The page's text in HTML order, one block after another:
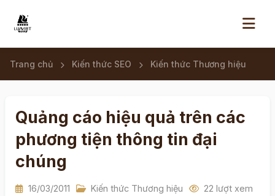
Trang chủ Kiến thức SEO Kiến thức Thương hiệu
Quảng cáo hiệu quả trên các
phương tiện thông tin đại
chúng
16/03/2011 Kiến thức Thương hiệu 22 lượt xem